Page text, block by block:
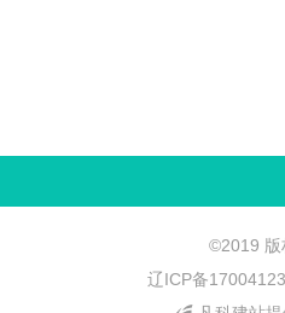
©2019 版
辽ICP备